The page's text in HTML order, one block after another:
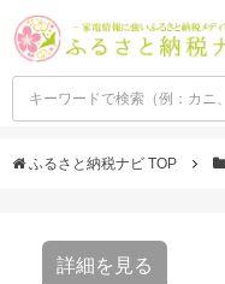
ふるさと納税ナビ TOP
詳細を見る